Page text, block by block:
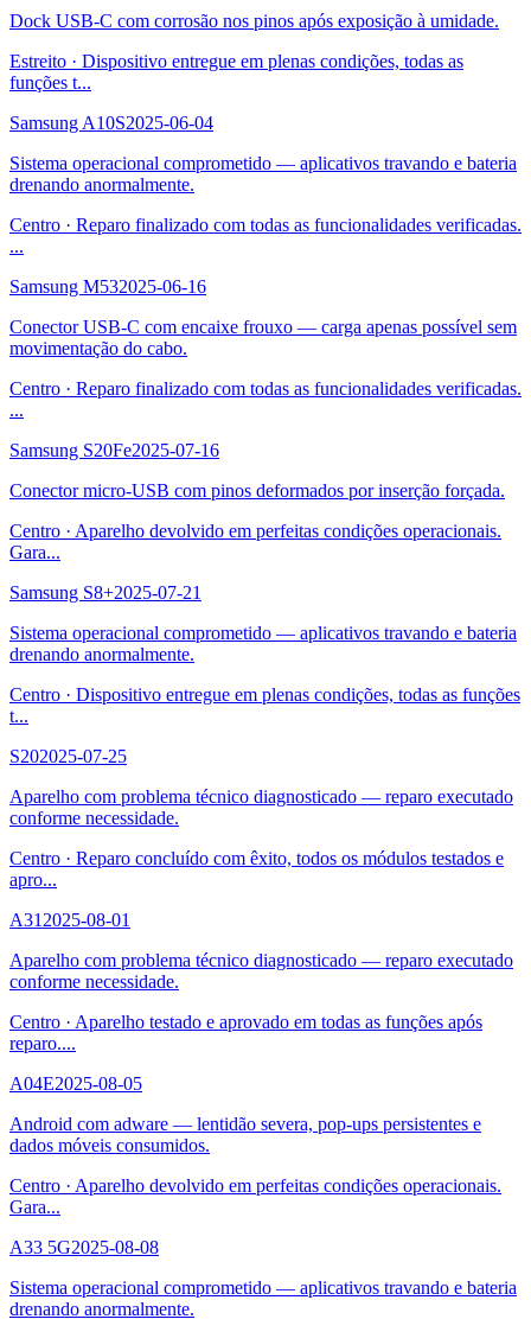
Dock USB-C com corrosão nos pinos após exposição à umidade.
Estreito · Dispositivo entregue em plenas condições, todas as
funções t...
Samsung A10S2025-06-04
Sistema operacional comprometido — aplicativos travando e bateria
drenando anormalmente.
Centro · Reparo finalizado com todas as funcionalidades verificadas.
...
Samsung M532025-06-16
Conector USB-C com encaixe frouxo — carga apenas possível sem
movimentação do cabo.
Centro · Reparo finalizado com todas as funcionalidades verificadas.
...
Samsung S20Fe2025-07-16
Conector micro-USB com pinos deformados por inserção forçada.
Centro · Aparelho devolvido em perfeitas condições operacionais.
Gara...
Samsung S8+2025-07-21
Sistema operacional comprometido — aplicativos travando e bateria
drenando anormalmente.
Centro · Dispositivo entregue em plenas condições, todas as funções
t...
S202025-07-25
Aparelho com problema técnico diagnosticado — reparo executado
conforme necessidade.
Centro · Reparo concluído com êxito, todos os módulos testados e
apro...
A31 2025-08-01
Aparelho com problema técnico diagnosticado — reparo executado
conforme necessidade.
Centro · Aparelho testado e aprovado em todas as funções após
reparo....
A04E2025-08-05
Android com adware — lentidão severa, pop-ups persistentes e
dados móveis consumidos.
Centro · Aparelho devolvido em perfeitas condições operacionais.
Gara...
A33 5G2025-08-08
Sistema operacional comprometido — aplicativos travando e bateria
drenando anormalmente.